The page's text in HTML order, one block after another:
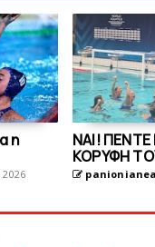
η
ΝΑΙ!
ΚΟΡΥΦΗ